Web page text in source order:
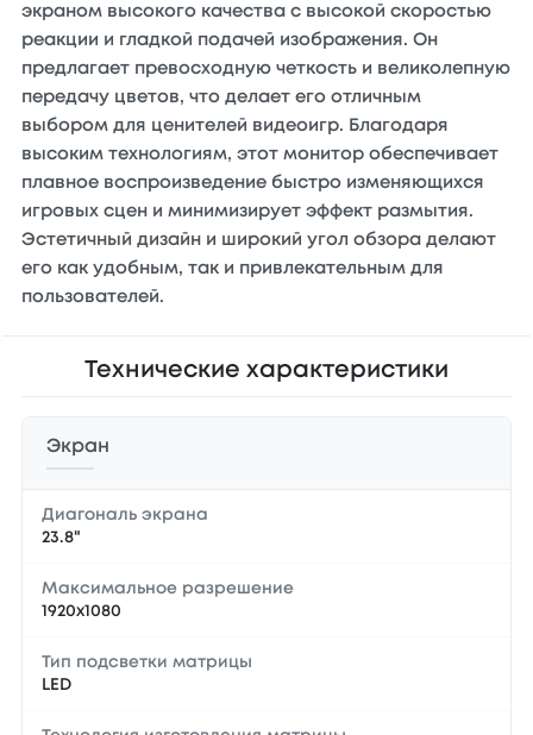
экраном высокого качества с высокой скоростью
реакции и гладкой подачей изображения. Он
предлагает превосходную четкость и великолепную
передачу цветов, что делает его отличным
выбором для ценителей видеоигр. Благодаря
высоким технологиям, этот монитор обеспечивает
плавное воспроизведение быстро изменяющихся
игровых сцен и минимизирует эффект размытия.
Эстетичный дизайн и широкий угол обзора делают
его как удобным, так и привлекательным для
пользователей.
Технические характеристики
Экран
Диагональ экрана
23.8"
Максимальное разрешение
1920x1080
Тип подсветки матрицы
LED